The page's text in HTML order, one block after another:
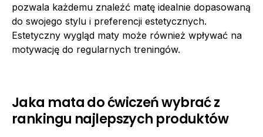
pozwala każdemu znaleźć matę idealnie dopasowaną
do swojego stylu i preferencji estetycznych.
Estetyczny wygląd maty może również wpływać na
motywację do regularnych treningów.
Jaka mata do ćwiczeń wybrać z
rankingu najlepszych produktów